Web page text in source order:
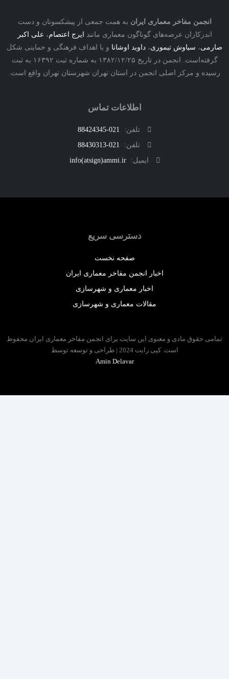
مفاخر معماری ایرانبه همت جمعی از پیشکسوتان و دست
عرصه‌های گوناگون معماری مانندایرج اعتصام،علی اکبر
،سیاوش تیموری،داوید اوشانا و با اهداف فرهنگی و حمایتی شکل
گرفته‌است. انجمن در تاریخ ۱۳۸۲/۱۲/۲۵ به شماره ثبت ۱۶۳۹۲ به ثبت
و مرکز اصلی انجمن در استان تهران شهرستان تهران واقع است.
اطلاعات تماس
تلفن:
021-88424345
تلفن:
021-88430313
ایمیل:
info(atsign)ammi.ir
دسترسی سریع
صفحه نخست
اخبار انجمن مفاخر معماری ایران
اخبار معماری و شهرسازی
مقالات معماری و شهرسازی
حقوق مادی و معنوی این سایت برای انجمن مفاخر معماری ایران محفوظ
است. کپی رایت 2024 | طراحی و توسعه توسط
Amin Delavar